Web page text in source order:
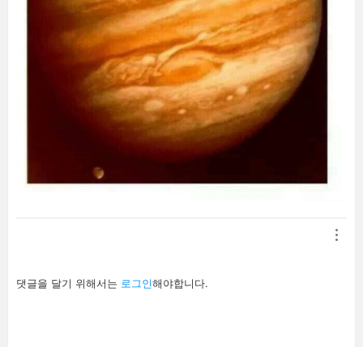
답
글
댓글을 달기 위해서는 로그인해야합니다.